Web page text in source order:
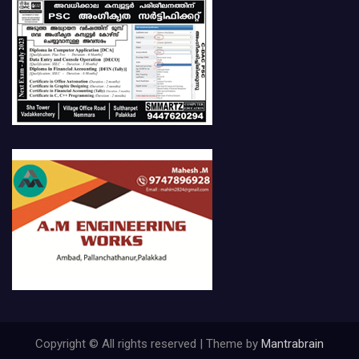
Copyright © All rights reserved | Theme by Mantrabrain